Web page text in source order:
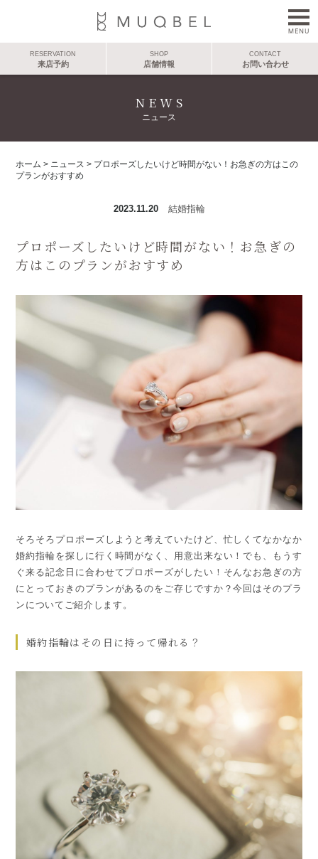
RESERVATION
来店予約
SHOP
店舗情報
CONTACT
お問い合わせ
NEWS
ニュース
ホーム > ニュース > プロポーズしたいけど時間がない！お急ぎの方はこの
プランがおすすめ
2023.11.20 結婚指輪
プロポーズしたいけど時間がない！お急ぎの
方はこのプランがおすすめ
そろそろプロポーズしようと考えていたけど、忙しくてなかなか
婚約指輪を探しに行く時間がなく、用意出来ない！でも、もうす
ぐ来る記念日に合わせてプロポーズがしたい！そんなお急ぎの方
にとっておきのプランがあるのをご存じですか？今回はそのプラ
ンについてご紹介します。
婚約指輪はその日に持って帰れる？